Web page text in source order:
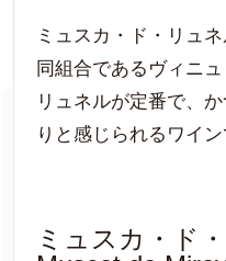
ミュスカ・ド・リュ
同組合であるヴィニ
リュネルが定番で、
りと感じられるワイン
ミュスカ・ド